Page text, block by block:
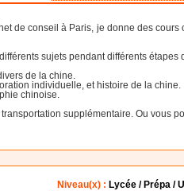
de conseil à Paris, je donne des
sujets pendant différents étapes
de la chine.
individuelle, et histoire de la chine.
chinoise.
supplémentaire. Ou vous
Niveau(x) : Lycée / Prépa /